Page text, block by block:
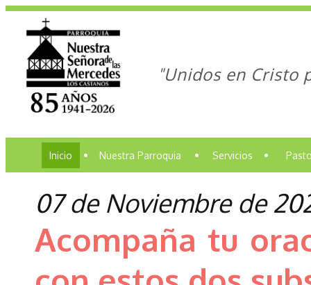
"Unidos en Cristo
Inicio • Nuestra Parroquia • Servicios •
07 de Noviembre de
Acompaña tu